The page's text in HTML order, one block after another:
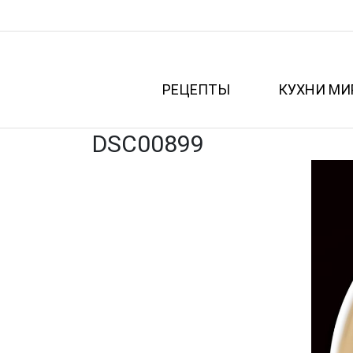
РЕЦЕПТЫ КУХНИ
DSC00899